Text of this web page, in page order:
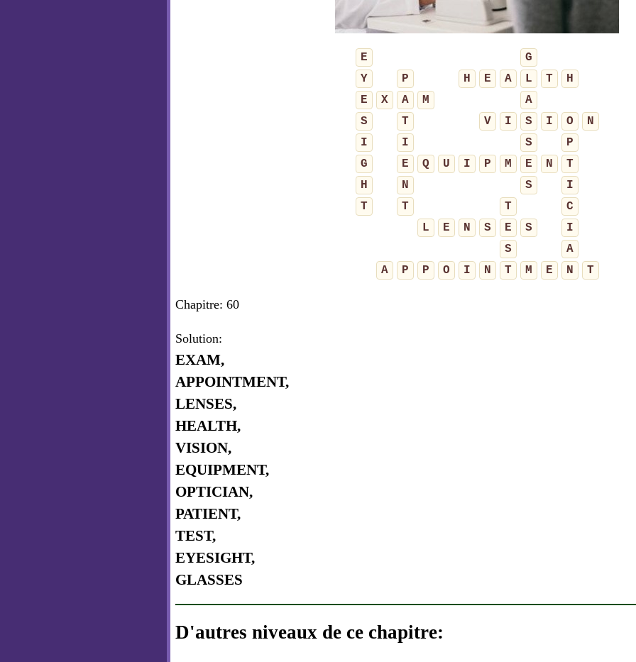
E
G
Y
P H E A L T
H
E
X A M
A
S
T V I S I O
N
I
I S
P
G
E Q U I P M E N
T
H
N S
I
T
T T
C
L
E N S E S
I
S
A
A
P P O I N T M E N T
Chapitre: 60
Solution:
EXAM,
APPOINTMENT,
LENSES,
HEALTH,
VISION,
EQUIPMENT,
OPTICIAN,
PATIENT,
TEST,
EYESIGHT,
GLASSES
D'autres niveaux de ce chapitre: